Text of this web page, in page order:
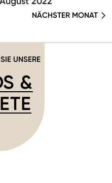
NÄCHSTER MONAT
UNSERE
&